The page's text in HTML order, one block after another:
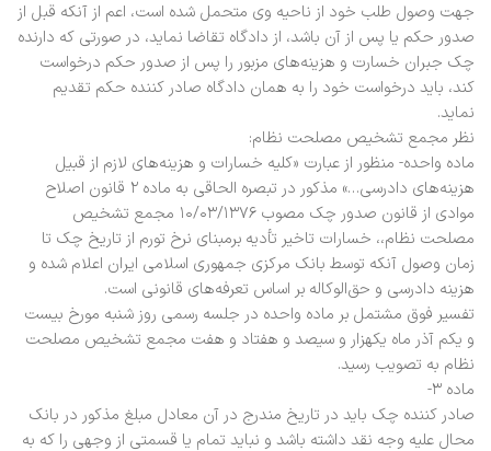
جهت وصول طلب خود از ناحیه وی متحمل شده است، اعم از آنکه قبل از
صدور حکم یا پس از آن باشد، از دادگاه تقاضا نماید، در صورتی که دارنده
چک جبران خسارت و هزینه‌های مزبور را پس از صدور حکم درخواست
کند، باید درخواست خود را به‌‌ همان دادگاه صادر کننده حکم تقدیم
نماید.
نظر مجمع تشخیص مصلحت نظام:
ماده واحده- منظور از عبارت «کلیه خسارات و هزینه‌های لازم از قبیل
هزینه‌های دادرسی…» مذکور در تبصره الحاقی به ماده ۲ قانون اصلاح
موادی از قانون صدور چک مصوب ۱۰/۰۳/۱۳۷۶ مجمع تشخیص
مصلحت نظام،، خسارات تاخیر تأدیه برمبنای نرخ تورم از تاریخ چک تا
زمان وصول آنکه توسط بانک مرکزی جمهوری اسلامی ایران اعلام شده و
هزینه دادرسی و حق‌الوکاله بر اساس تعرفه‌های قانونی است.
تفسیر فوق مشتمل بر ماده واحده در جلسه رسمی روز ‌شنبه مورخ بیست
و یکم آذر ماه یکهزار و سیصد و هفتاد و هفت مجمع تشخیص مصلحت
نظام به تصویب رسید.
ماده ۳-
صادر کننده چک باید در تاریخ مندرج در آن معادل مبلغ مذکور در بانک
محال علیه وجه نقد داشته باشد و نباید تمام یا قسمتی از وجهی را که به